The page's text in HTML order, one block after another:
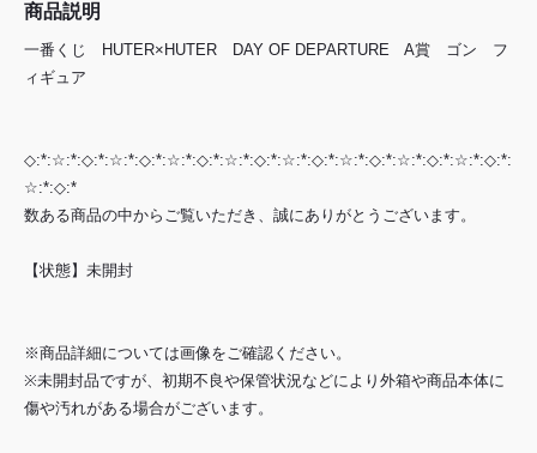
商品説明
一番くじ HUTER×HUTER DAY OF DEPARTURE A賞 ゴン フ
ィギュア
◇:*:☆:*:◇:*:☆:*:◇:*:☆:*:◇:*:☆:*:◇:*:☆:*:◇:*:☆:*:◇:*:☆:*:◇:*:☆:*:◇:*:
☆:*:◇:*
数ある商品の中からご覧いただき、誠にありがとうございます。
【状態】未開封
※商品詳細については画像をご確認ください。
※未開封品ですが、初期不良や保管状況などにより外箱や商品本体に
傷や汚れがある場合がございます。